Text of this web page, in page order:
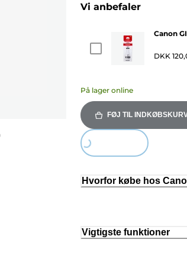
Vi anbefaler
Canon
DKK
På lager online
FØJ TIL
Loading...
Hvorfor købe hos
Vigtigste funktioner